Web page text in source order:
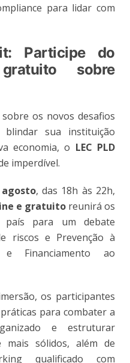
para lidar com
Participe do
sobre
os novos desafios
sua instituição
economia, o LEC PLD
imperdível.
, das 18h às 22h,
e gratuito reunirá os
país para um debate
riscos e Prevenção à
Financiamento ao
os participantes
para combater a
e estruturar
mais sólidos, além de
qualificado com